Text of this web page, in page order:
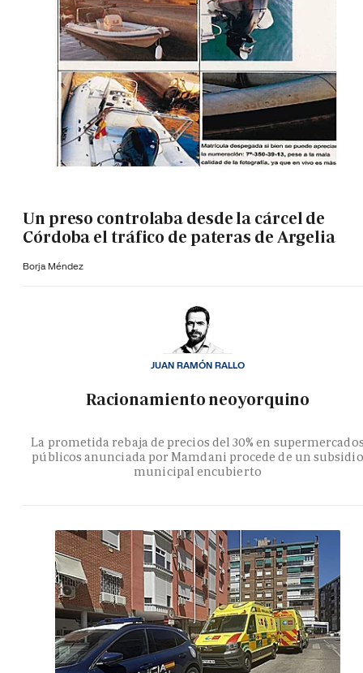
Un preso controlaba desde la cárcel de
Córdoba el tráfico de pateras de Argelia
Borja Méndez
Racionamiento neoyorquino
La prometida rebaja de precios del 30% en
públicos anunciada por Mamdani procede de un subsidio
municipal encubierto
JUAN RAMÓN RALLO